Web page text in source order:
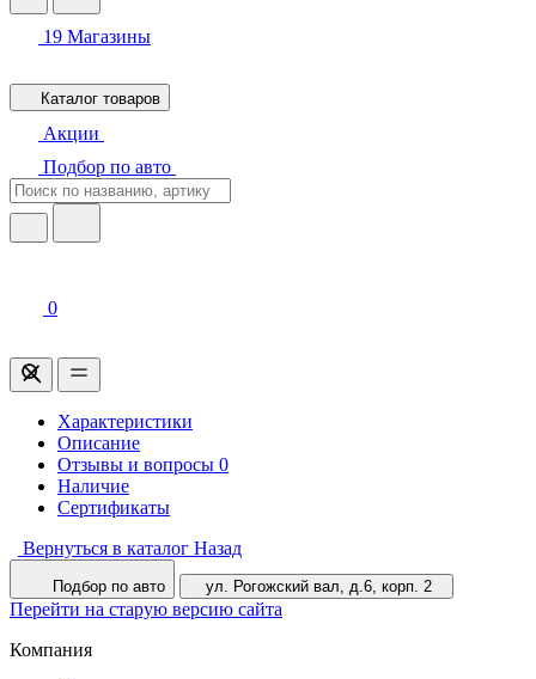
19 Магазины
Каталог товаров
Акции
Подбор по авто
0
Характеристики
Описание
Отзывы и вопросы 0
Наличие
Сертификаты
Вернуться в каталог Назад
Подбор по авто ул. Рогожский вал, д.6, корп. 2
Перейти на старую версию сайта
Компания